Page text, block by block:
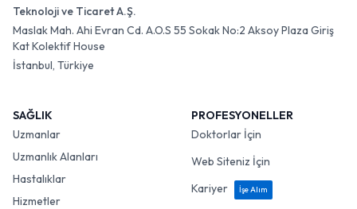
Teknoloji ve Ticaret A.Ş.
Maslak Mah. Ahi Evran Cd. A.O.S 55 Sokak No:2 Aksoy Plaza Giriş
Kat Kolektif House
İstanbul, Türkiye
SAĞLIK
Uzmanlar
Uzmanlık Alanları
Hastalıklar
Hizmetler
PROFESYONELLER
Doktorlar İçin
Web Siteniz İçin
Kariyer
İşe Alım